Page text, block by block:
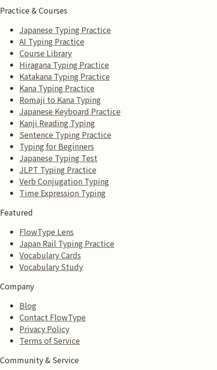
Practice & Courses
Japanese Typing Practice
AI Typing Practice
Course Library
Hiragana Typing Practice
Katakana Typing Practice
Kana Typing Practice
Romaji to Kana Typing
Japanese Keyboard Practice
Kanji Reading Typing
Sentence Typing Practice
Typing for Beginners
Japanese Typing Test
JLPT Typing Practice
Verb Conjugation Typing
Time Expression Typing
Featured
FlowType Lens
Japan Rail Typing Practice
Vocabulary Cards
Vocabulary Study
Company
Blog
Contact FlowType
Privacy Policy
Terms of Service
Community & Service